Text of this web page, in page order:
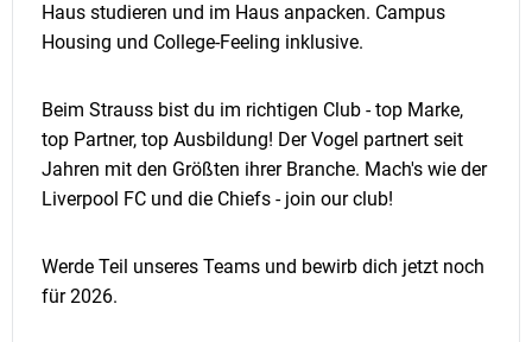
Haus studieren und im Haus anpacken. Campus
Housing und College-Feeling inklusive.
Beim Strauss bist du im richtigen Club - top Marke,
top Partner, top Ausbildung! Der Vogel partnert seit
Jahren mit den Größten ihrer Branche. Mach's wie der
Liverpool FC und die Chiefs - join our club!
Werde Teil unseres Teams und bewirb dich jetzt noch
für 2026.